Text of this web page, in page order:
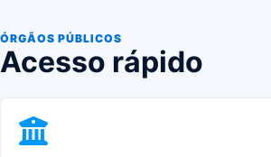
ÓRGÃOS PÚBLICOS
Acesso rápido